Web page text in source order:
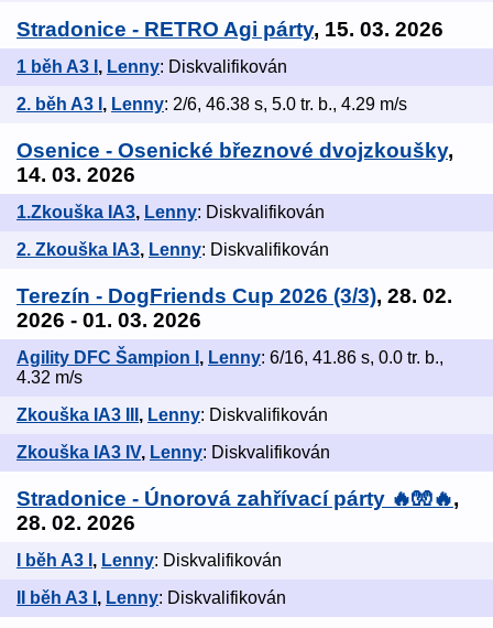
Stradonice - RETRO Agi párty, 15. 03. 2026
1 běh A3 I , Lenny: Diskvalifikován
2. běh A3 I , Lenny: 2/6, 46.38 s, 5.0 tr. b., 4.29 m/s
Osenice - Osenické březnové dvojzkoušky,
14. 03. 2026
1.Zkouška IA3, Lenny: Diskvalifikován
2. Zkouška IA3, Lenny: Diskvalifikován
Terezín - DogFriends Cup 2026 (3/3), 28. 02.
2026 - 01. 03. 2026
Agility DFC Šampion I , Lenny: 6/16, 41.86 s, 0.0 tr. b.,
4.32 m/s
Zkouška IA3 III , Lenny: Diskvalifikován
Zkouška IA3 IV, Lenny: Diskvalifikován
Stradonice - Únorová zahřívací párty 🔥🧤🔥,
28. 02. 2026
I běh A3 I , Lenny: Diskvalifikován
II běh A3 I , Lenny: Diskvalifikován